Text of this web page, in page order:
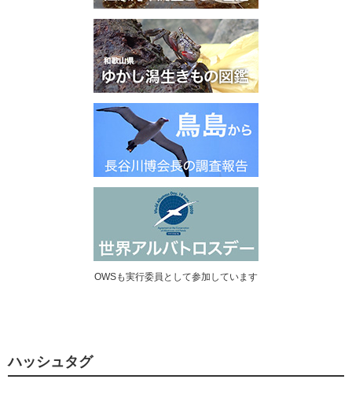
OWSも実行委員として参加しています
ハッシュタグ